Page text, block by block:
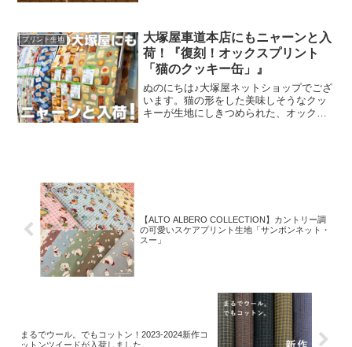
ョン。「復刻カラー３色」と「新色３
色」の全６色にて展
プリント生地
大塚屋車道本店にもニャーンと入
荷！『復刻！オックスプリント
「猫のクッキー缶」』
ぬのにちは♪大塚屋ネットショップでござ
います。猫の形をした美味しそうなクッ
キーが生地にしきつめられた、オックス
【ALTO ALBERO COLLECTION】カントリー調
の可愛いスケアプリント生地「サンボンネット・
スー」
まるでウール。でもコットン！2023-2024新作コ
ットンツイードが入荷しました。